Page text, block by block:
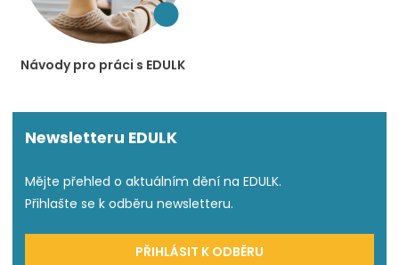
Návody pro práci s EDULK
Newsletteru EDULK
Mějte přehled o aktuálním dění na EDULK.
Přihlašte se k odběru newsletteru.
PŘIHLÁSIT K ODBĚRU